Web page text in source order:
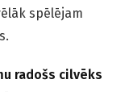
spēlējam
radošs cilvēks